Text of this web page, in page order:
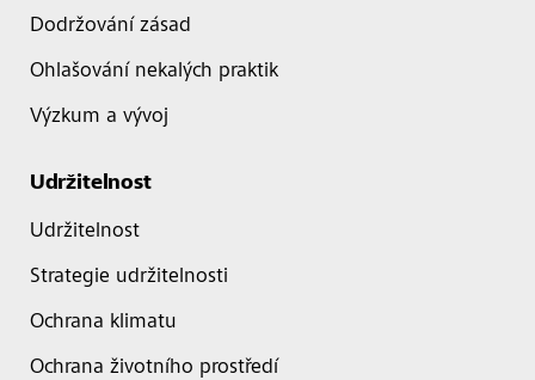
Dodržování zásad
Ohlašování nekalých praktik
Výzkum a vývoj
Udržitelnost
Udržitelnost
Strategie udržitelnosti
Ochrana klimatu
Ochrana životního prostředí